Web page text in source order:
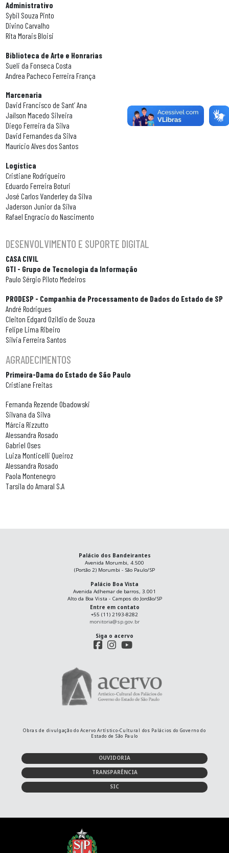
Administrativo
Sybil Souza Pinto
Divino Carvalho
Rita Morais Bloisi
Biblioteca de Arte e Honrarias
Sueli da Fonseca Costa
Andrea Pacheco Ferreira França
Marcenaria
David Francisco de Sant’ Ana
Jaílson Macedo Silveira
Diego Ferreira da Silva
David Fernandes da Silva
Maurício Alves dos Santos
Logística
Cristiane Rodrigueiro
Eduardo Ferreira Boturi
José Carlos Vanderley da Silva
Jaderson Junior da Silva
Rafael Engracio do Nascimento
DESENVOLVIMENTO E SUPORTE DIGITAL
CASA CIVIL
GTI - Grupo de Tecnologia da Informação
Paulo Sérgio Piloto Medeiros
PRODESP - Companhia de Processamento de Dados do Estado de SP
André Rodrigues
Cleiton Edgard Ozildio de Souza
Felipe Lima Ribeiro
Silvia Ferreira Santos
AGRADECIMENTOS
Primeira-Dama do Estado de São Paulo
Cristiane Freitas
Fernanda Rezende Obadowski
Silvana da Silva
Márcia Rizzutto
Alessandra Rosado
Gabriel Oses
Luiza Monticelli Queiroz
Alessandra Rosado
Paola Montenegro
Tarsila do Amaral S.A
Palácio dos Bandeirantes
Avenida Morumbi, 4.500
(Portão 2) Morumbi - São Paulo/SP
Palácio Boa Vista
Avenida Adhemar de barros, 3.001
Alto da Boa Vista - Campos do Jordão/SP
Entre em contato
+55 (11) 2193-8282
monitoria@sp.gov.br
Siga o acervo
Obras de divulgação do Acervo Artístico-Cultural dos Palácios do Governo do
Estado de São Paulo
OUVIDORIA
TRANSPARÊNCIA
SIC